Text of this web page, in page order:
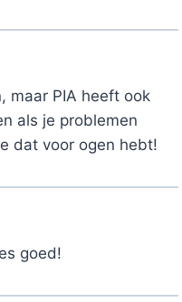
maar PIA heeft ook
als je problemen
dat voor ogen hebt!
goed!